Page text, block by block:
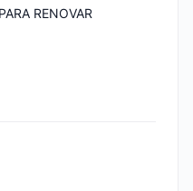
RENOVAR